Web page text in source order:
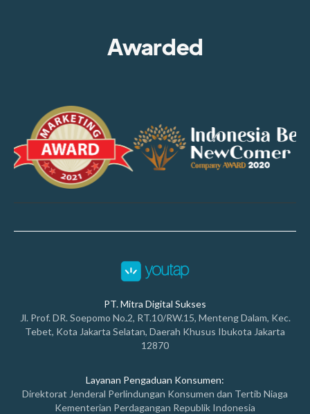
Awarded
PT. Mitra Digital Sukses
Jl. Prof. DR. Soepomo No.2, RT.10/RW.15, Menteng Dalam, Kec.
Tebet, Kota Jakarta Selatan, Daerah Khusus Ibukota Jakarta
12870
Layanan Pengaduan Konsumen:
Direktorat Jenderal Perlindungan Konsumen dan Tertib Niaga
Kementerian Perdagangan Republik Indonesia